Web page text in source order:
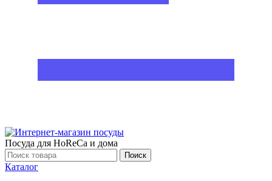
Посуда для HoReCa и дома
Поиск
Каталог